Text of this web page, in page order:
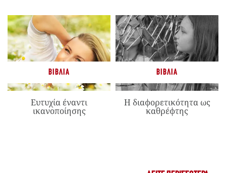
ΒΙΒΛΊΑ
Ευτυχία έναντι
ικανοποίησης
ΒΙΒΛΊΑ
Η διαφορετικότητα ως
καθρέφτης